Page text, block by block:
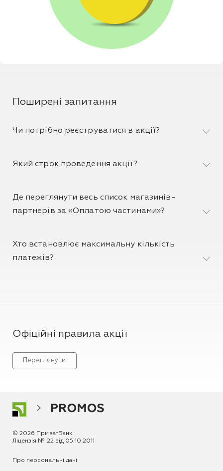
Поширені запитання
Чи потрібно реєструватися в акції?
Який строк проведення акції?
Де переглянути весь список магазинів-
партнерів за «Оплатою частинами»?
Хто встановлює максимальну кількість
платежів?
Офіційні правила акції
Переглянути
© 2026 ПриватБанк
Ліцензія № 22 від 05.10.2011
Про персональні дані